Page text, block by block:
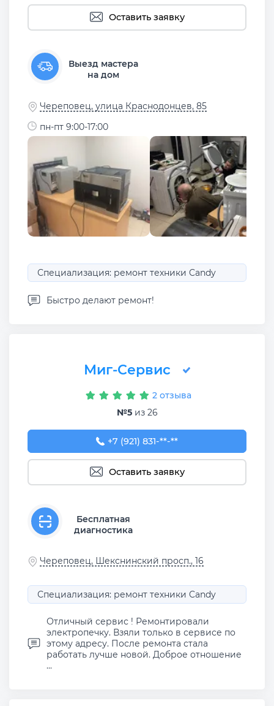
Оставить заявку
Выезд мастера
на дом
Череповец, улица Краснодонцев, 85
пн-пт 9:00-17:00
Специализация: ремонт техники Candy
Быстро делают ремонт!
Миг-Сервис
2 отзыва
№5из 26
+7 (921) 831-05-32
+7 (921) 831-**-**
Оставить заявку
Бесплатная
диагностика
Череповец, Шекснинский просп., 16
Специализация: ремонт техники Candy
Отличный сервис ! Ремонтировали
электропечку. Взяли только в сервисе по
этому адресу. После ремонта стала
работать лучше новой. Доброе отношение
...